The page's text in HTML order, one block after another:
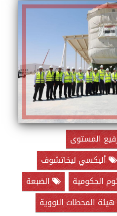
المستوى
أليكسي ليخاتشوف
الحكومية
الضبعة
المحطات النووية